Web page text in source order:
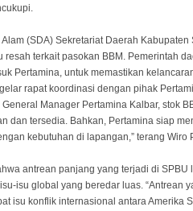
(SDA) Sekretariat Daerah
resah terkait pasokan BBM. Pemerintah
Pertamina, untuk memastikan
rapat koordinasi dengan pihak
Manager Pertamina Kalbar, stok
dan tersedia. Bahkan, Pertamina siap
kebutuhan di lapangan,” terang Wiro
antrean panjang yang terjadi di
isu global yang beredar luas. “Antrean
isu konflik internasional antara Amerika